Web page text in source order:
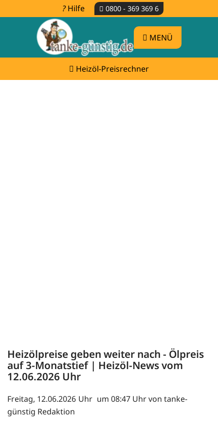
Hilfe 0800 - 369 369 6
MENÜ
Heizöl-Preisrechner
Heizölpreise geben weiter nach - Ölpreis
auf 3-Monatstief | Heizöl-News vom
12.06.2026
Freitag, 12.06.2026
um 08:47 Uhr von tanke-
günstig Redaktion